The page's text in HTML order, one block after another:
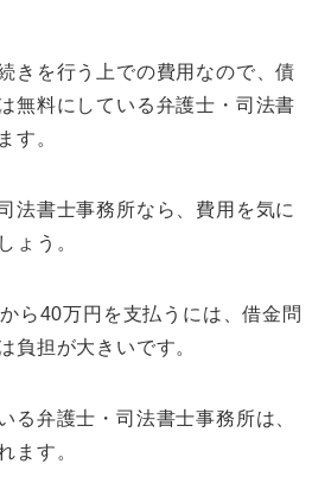
きを行う上での費用なので、債
無料にしている弁護士・司法書
す。
法書士事務所なら、費用を気に
ょう。
ら40万円を支払うには、借金問
負担が大きいです。
る弁護士・司法書士事務所は、
ます。